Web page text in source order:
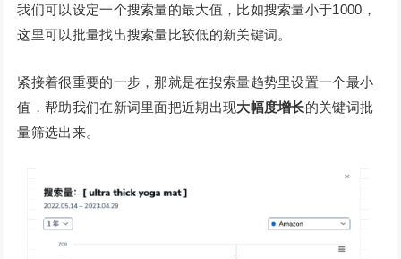
我们可以设定一个搜索量的最大值，比如搜索量小于1000，
这里可以批量找出搜索量比较低的新关键词。
紧接着很重要的一步，那就是在搜索量趋势里设置一个最小
值，帮助我们在新词里面把近期出现大幅度增长的关键词批
量筛选出来。